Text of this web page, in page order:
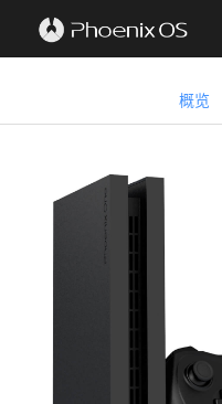
标准版
文件管理器
概览